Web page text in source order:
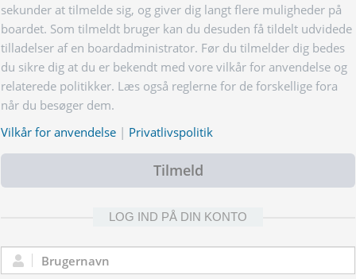
sekunder at tilmelde sig, og giver dig langt flere muligheder på
boardet. Som tilmeldt bruger kan du desuden få tildelt udvidede
tilladelser af en boardadministrator. Før du tilmelder dig bedes
du sikre dig at du er bekendt med vore vilkår for anvendelse og
relaterede politikker. Læs også reglerne for de forskellige fora
når du besøger dem.
Vilkår for anvendelse | Privatlivspolitik
Tilmeld
LOG IND PÅ DIN KONTO
Brugernavn: